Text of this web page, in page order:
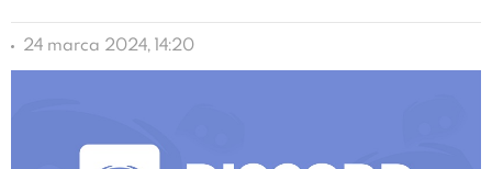
24 marca 2024, 14:20